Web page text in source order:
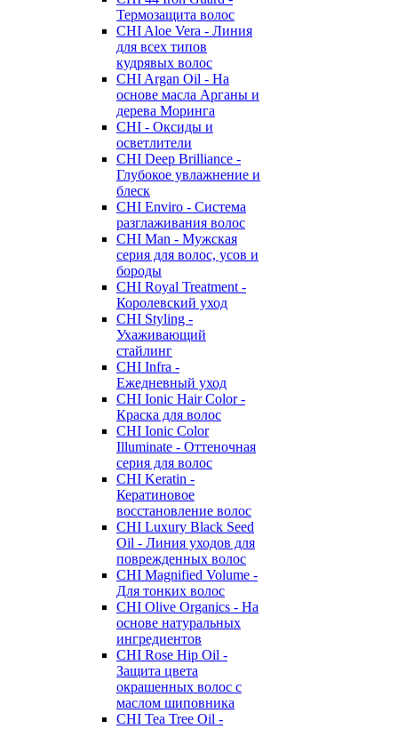
Термозащита волос
CHI Aloe Vera - Линия
для всех типов
кудрявых волос
CHI Argan Oil - На
основе масла Арганы и
дерева Моринга
CHI - Оксиды и
осветлители
CHI Deep Brilliance -
Глубокое увлажнение и
блеск
CHI Enviro - Система
разглаживания волос
CHI Man - Мужская
серия для волос, усов и
бороды
CHI Royal Treatment -
Королевский уход
CHI Styling -
Ухаживающий
стайлинг
CHI Infra -
Ежедневный уход
CHI Ionic Hair Color -
Краска для волос
CHI Ionic Color
Illuminate - Оттеночная
серия для волос
CHI Keratin -
Кератиновое
восстановление волос
CHI Luxury Black Seed
Oil - Линия уходов для
поврежденных волос
CHI Magnified Volume -
Для тонких волос
CHI Olive Organics - На
основе натуральных
ингредиентов
CHI Rose Hip Oil -
Защита цвета
окрашенных волос с
маслом шиповника
CHI Tea Tree Oil -